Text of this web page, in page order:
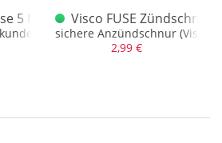
5 Meter
auf 1 Meter
Visco FUSE
sichere Anzündschnur (Visco)
2,99 €